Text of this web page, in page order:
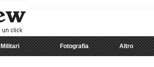
Militari Fotografia Altro